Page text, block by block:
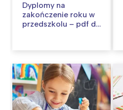
Dyplomy na
zakończenie roku w
przedszkolu – pdf do